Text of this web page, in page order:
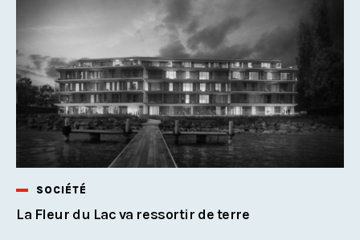
SOCIÉTÉ
La Fleur du Lac va ressortir de terre